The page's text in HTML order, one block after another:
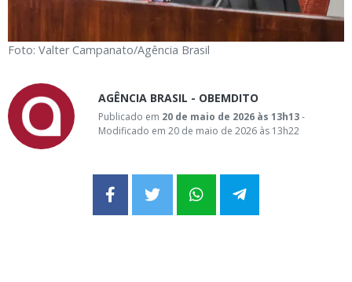
Foto: Valter Campanato/Agência Brasil
AGÊNCIA BRASIL - OBEMDITO
Publicado em 20 de maio de 2026 às 13h13-
Modificado em 20 de maio de 2026 às 13h22